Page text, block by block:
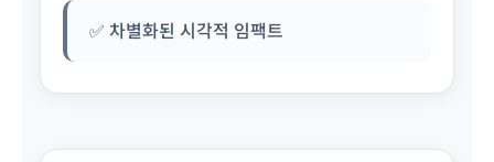
✅ 차별화된 시각적 임팩트